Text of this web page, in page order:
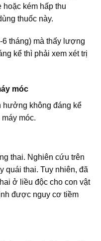
hoặc kém hấp thu
thuốc này.
6 tháng) mà thấy lượng
kể thì phải xem xét trị
móc
hưởng không đáng kể
móc.
thai. Nghiên cứu trên
quái thai. Tuy nhiên, đã
ở liều độc cho con vật
được nguy cơ tiềm